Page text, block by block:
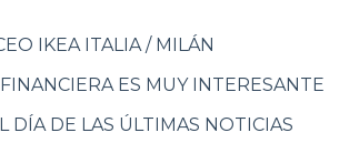
IKEA ITALIA / MILÁN
ES MUY INTERESANTE
DÍA DE LAS ÚLTIMAS NOTICIAS